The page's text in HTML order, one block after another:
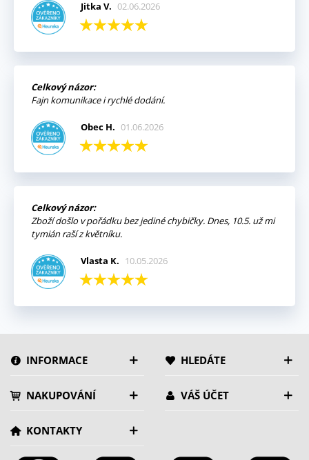
Jitka V. 02.06.2026
Celkový názor:
Fajn komunikace i rychlé dodání.
Obec H. 01.06.2026
Celkový názor:
Zboží došlo v pořádku bez jediné chybičky. Dnes, 10.5. už mi
tymián raší z květníku.
Vlasta K. 10.05.2026
INFORMACE HLEDÁTE
NAKUPOVÁNÍ VÁŠ ÚČET
KONTAKTY